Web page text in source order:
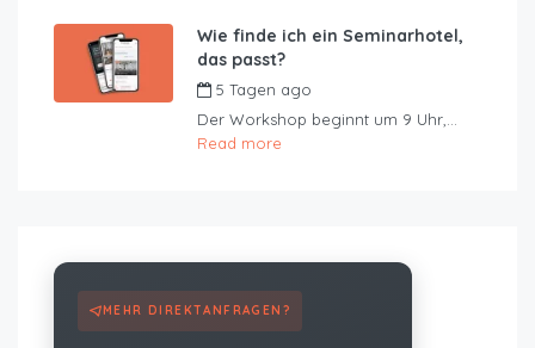
Wie finde ich ein Seminarhotel,
das passt?
5 Tagen ago
Der Workshop beginnt um 9 Uhr,...
Read more
MEHR DIREKTANFRAGEN?